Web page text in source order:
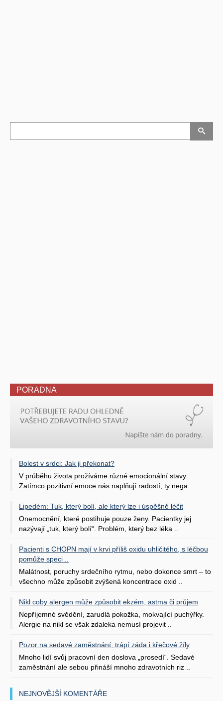
PORADNA
Bolest v srdci: Jak ji překonat?
V průběhu života prožíváme různé emocionální stavy.
Zatímco pozitivní emoce nás naplňují radostí, ty nega ..
Lipedém: Tuk, který bolí, ale který lze i úspěšně léčit
Onemocnění, které postihuje pouze ženy. Pacientky jej
nazývají „tuk, který bolí“. Problém, který bez léka ..
Pacienti s CHOPN mají v krvi příliš oxidu uhličitého, s léčbou
pomůže speci ..
Malátnost, poruchy srdečního rytmu, nebo dokonce smrt – to
všechno může způsobit zvýšená koncentrace oxid ..
Nikl coby alergen může způsobit ekzém, astma či průjem
Nepříjemné svědění, zarudlá pokožka, mokvající puchýřky.
Alergie na nikl se však zdaleka nemusí projevit ..
Pozor na sedavé zaměstnání, trápí záda i křečové žíly
Mnoho lidí svůj pracovní den doslova „prosedí“. Sedavé
zaměstnání ale sebou přináší mnoho zdravotních riz ..
NEJNOVĚJŠÍ KOMENTÁŘE